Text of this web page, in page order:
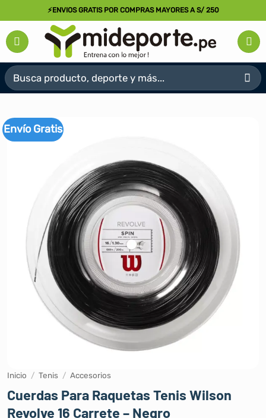
al
contenido
⚡ENVIOS GRATIS POR COMPRAS MAYORES A S/ 250
Buscar
por:
Envío Gratis
Inicio / Tenis / Accesorios
Cuerdas Para Raquetas Tenis Wilson
Revolve 16 Carrete – Negro